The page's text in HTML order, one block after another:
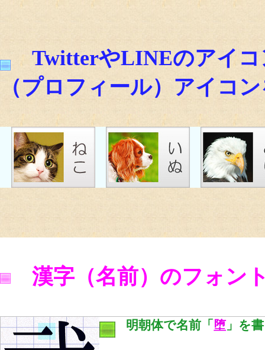
TwitterやLINEのアイ
（プロフィール）アイコ
漢字（名前）のフォン
明朝体で名前「 堕」を